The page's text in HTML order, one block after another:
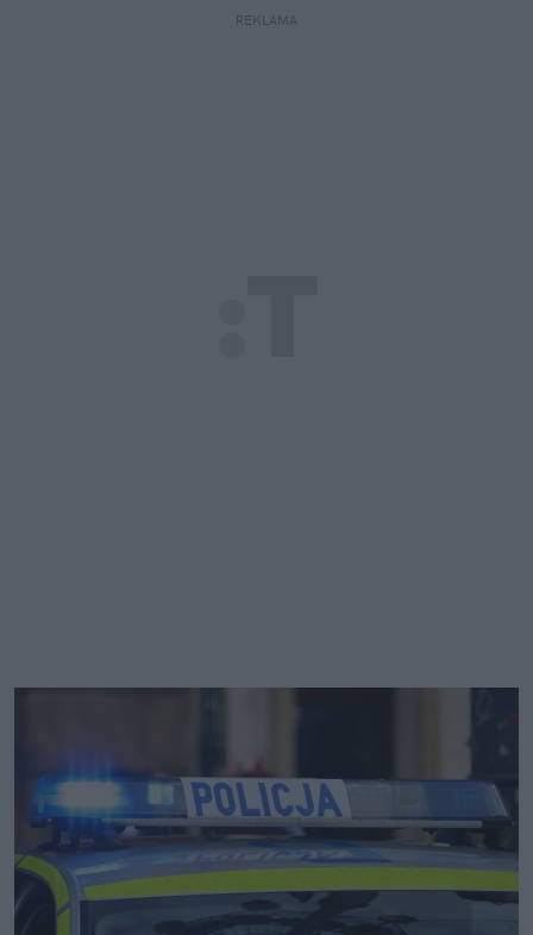
REKLAMA